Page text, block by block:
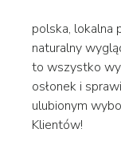
polska, lokalna
naturalny
to wszystko
osłonek i
ulubionym
Klientów!